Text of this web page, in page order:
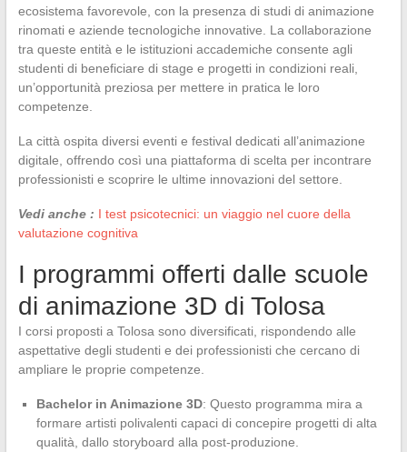
ecosistema favorevole, con la presenza di studi di animazione
rinomati e aziende tecnologiche innovative. La collaborazione
tra queste entità e le istituzioni accademiche consente agli
studenti di beneficiare di stage e progetti in condizioni reali,
un’opportunità preziosa per mettere in pratica le loro
competenze.
La città ospita diversi eventi e festival dedicati all’animazione
digitale, offrendo così una piattaforma di scelta per incontrare
professionisti e scoprire le ultime innovazioni del settore.
Vedi anche : I test psicotecnici: un viaggio nel cuore della
valutazione cognitiva
I programmi offerti dalle scuole
di animazione 3D di Tolosa
I corsi proposti a Tolosa sono diversificati, rispondendo alle
aspettative degli studenti e dei professionisti che cercano di
ampliare le proprie competenze.
Bachelor in Animazione 3D: Questo programma mira a
formare artisti polivalenti capaci di concepire progetti di alta
qualità, dallo storyboard alla post-produzione.